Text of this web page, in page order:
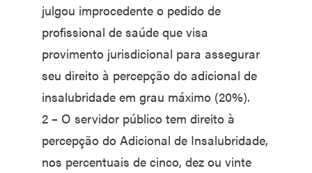
julgou improcedente o pedido de
profissional de saúde que visa
provimento jurisdicional para assegurar
seu direito à percepção do adicional de
insalubridade em grau máximo (20%).
2 – O servidor público tem direito à
percepção do Adicional de Insalubridade,
nos percentuais de cinco, dez ou vinte